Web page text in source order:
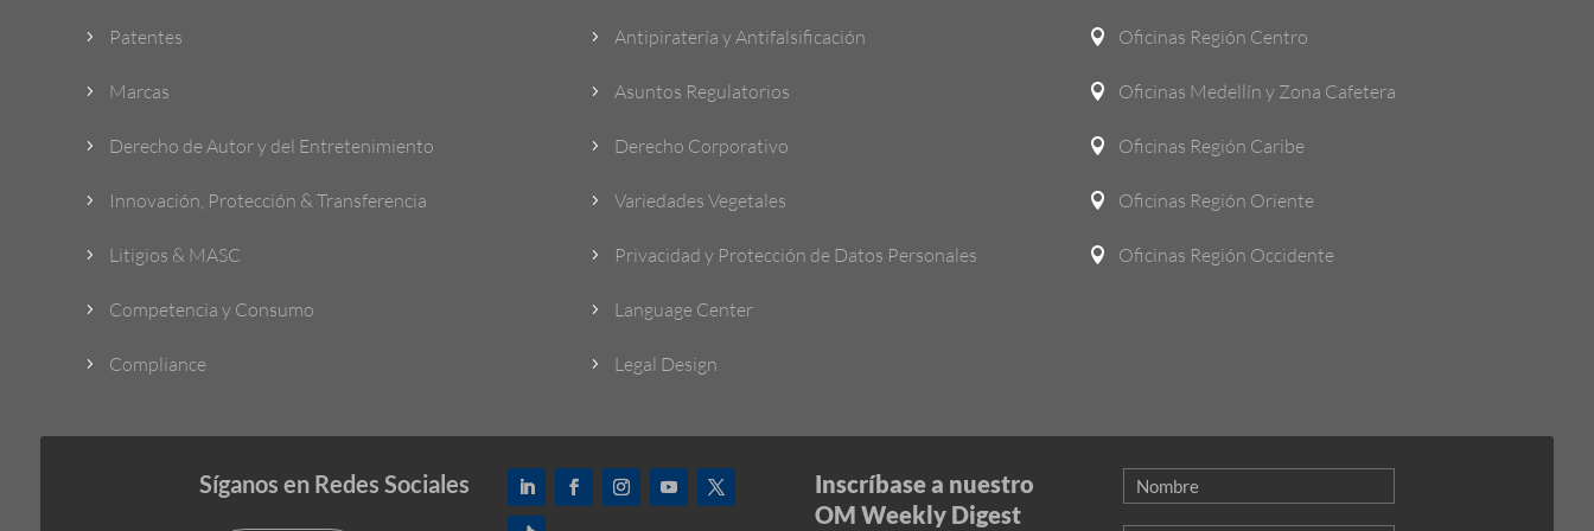
5 Patentes
5 Marcas
5 Derecho de Autor y del Entretenimiento
5 Innovación, Protección & Transferencia
5 Litigios & MASC
5 Competencia y Consumo
5 Compliance
5 Antipiratería y Antifalsificación
5 Asuntos Regulatorios
5 Derecho Corporativo
5 Variedades Vegetales
5 Privacidad y Protección de Datos Personales
5 Language Center
5 Legal Design
 Oficinas Región Centro
 Oficinas Medellín y Zona Cafetera
 Oficinas Región Caribe
 Oficinas Región Oriente
 Oficinas Región Occidente
Síganos en Redes Sociales
Inscríbase a nuestro
OM Weekly Digest